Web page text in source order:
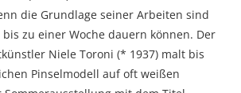
die Grundlage seiner Arbeiten sind
zu einer Woche dauern können. Der
Niele Toroni (* 1937) malt bis
Pinselmodell auf oft weißen